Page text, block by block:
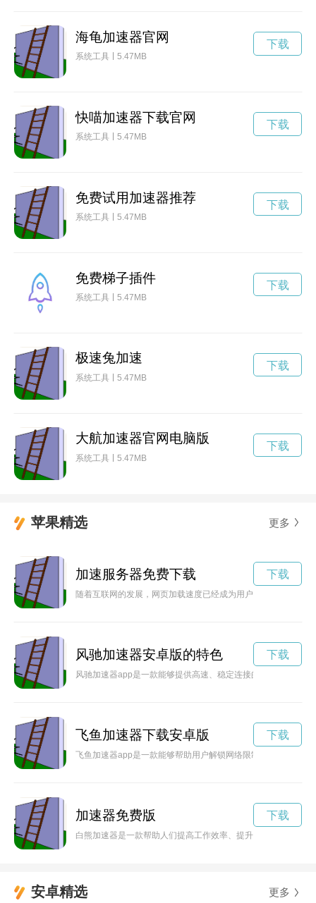
海龟加速器官网
系统工具 5.47MB
下载
快喵加速器下载官网
系统工具 5.47MB
下载
免费试用加速器推荐
系统工具 5.47MB
下载
免费梯子插件
系统工具 5.47MB
下载
极速兔加速
系统工具 5.47MB
下载
大航加速器官网电脑版
系统工具 5.47MB
下载
苹果精选 更多
加速服务器免费下载
随着互联网的发展，网页加载速度已经成为用户体验的重要因
下载
风驰加速器安卓版的特色
风驰加速器app是一款能够提供高速、稳定连接的网络加速工
下载
飞鱼加速器下载安卓版
飞鱼加速器app是一款能够帮助用户解锁网络限制，提升网络
下载
加速器免费版
白熊加速器是一款帮助人们提高工作效率、提升生活品质的创
下载
安卓精选 更多